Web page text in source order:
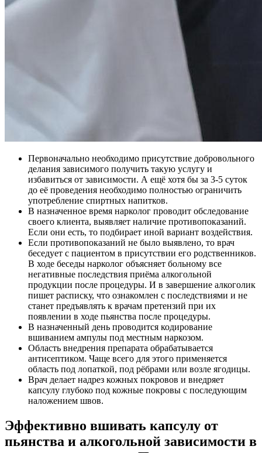
Первоначально необходимо присутствие добровольного
делания зависимого получить такую услугу и
избавиться от зависимости. А ещё хотя бы за 3-5 суток
до её проведения необходимо полностью ограничить
употребление спиртных напитков.
В назначенное время нарколог проводит обследование
своего клиента, выявляет наличие противопоказаний.
Если они есть, то подбирает иной вариант воздействия.
Если противопоказаний не было выявлено, то врач
беседует с пациентом в присутствии его родственников.
В ходе беседы нарколог объясняет больному все
негативные последствия приёма алкогольной
продукции после процедуры. И в завершение алкоголик
пишет расписку, что ознакомлен с последствиями и не
станет предъявлять к врачам претензий при их
появлении в ходе пьянства после процедуры.
В назначенный день проводится кодирование
вшиванием ампулы под местным наркозом.
Область внедрения препарата обрабатывается
антисептиком. Чаще всего для этого применяется
область под лопаткой, под рёбрами или возле ягодицы.
Врач делает надрез кожных покровов и внедряет
капсулу глубоко под кожные покровы с последующим
наложением швов.
Эффективно вшивать капсулу от
пьянства и алкогольной зависимости в